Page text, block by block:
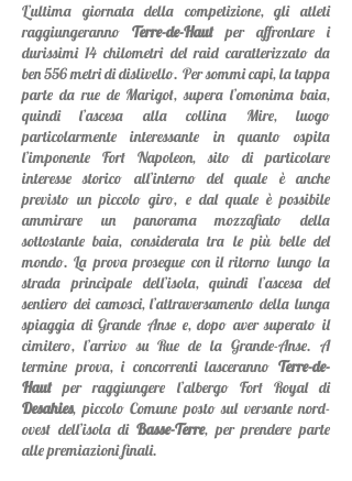
L’ultima giornata della competizione, gli atleti
raggiungeranno Terre-de-Hautper affrontare i
durissimi 14 chilometri del raid caratterizzato da
ben 556 metri di dislivello. Per sommi capi, la tappa
parte da rue de Marigot, supera l’omonima baia,
quindi l’ascesa alla collina Mire, luogo
particolarmente interessante in quanto ospita
l’imponente Fort Napoleon, sito di particolare
interesse storico all’interno del quale è anche
previsto un piccolo giro, e dal quale è possibile
ammirare un panorama mozzafiato della
sottostante baia, considerata tra le più belle del
mondo. La prova prosegue con il ritorno lungo la
strada principale dell’isola, quindi l’ascesa del
sentiero dei camosci, l’attraversamento della lunga
spiaggia di Grande Anse e, dopo aver superato il
cimitero, l’arrivo su Rue de la Grande-Anse. A
termine prova, i concorrenti lasceranno Terre-de-
Hautper raggiungere l’albergo Fort Royal di
Desahies, piccolo Comune posto sul versante nord-
ovest dell’isola di Basse-Terre, per prendere parte
alle premiazioni finali.